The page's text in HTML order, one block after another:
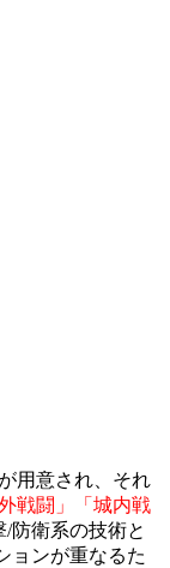
用意され、それ
戦闘」「城内戦
/防衛系の技術と
ョンが重なるた